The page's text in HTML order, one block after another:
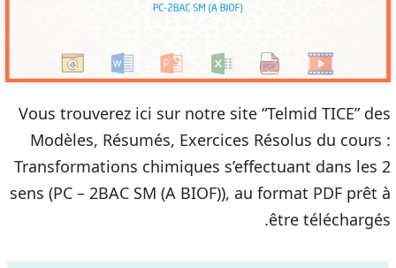
Vous trouverez ici sur notre site “Telmid TICE” des
Modèles, Résumés, Exercices Résolus du cours :
Transformations chimiques s’effectuant dans les 2
sens (PC – 2BAC SM (A BIOF)), au format PDF prêt à
être téléchargés.